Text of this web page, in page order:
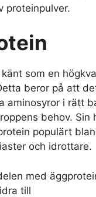
proteinpulver.
som en
beror på att
aminosyror i rätt
behov. Sin
populärt
och idrottare.
med
till